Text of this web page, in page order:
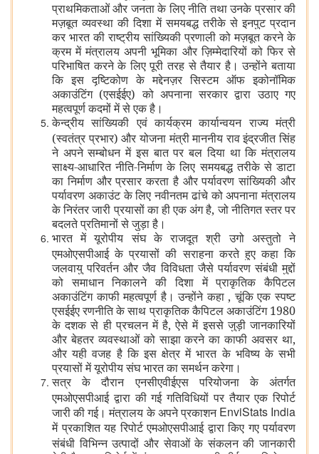
प्राथमिकताओं और जनता के लिए नीति तथा उनके प्रसार की
मज़बूत व्यवस्था की दिशा में समयबद्ध तरीके से इनपुट प्रदान
कर भारत की राष्ट्रीय सांख्यिकी प्रणाली को मज़बूत करने के
क्रम में मंत्रालय अपनी भूमिका और ज़िम्मेदारियों को फिर से
परिभाषित करने के लिए पूरी तरह से तैयार है। उन्होंने बताया
कि इस दृष्टिकोण के मद्देनज़र सिस्टम ऑफ इकोनॉमिक
अकाउंटिंग (एसईईए) को अपनाना सरकार द्वारा उठाए गए
महत्वपूर्ण कदमों में से एक है।
केन्द्रीय सांख्यिकी एवं कार्यक्रम कार्यान्वयन राज्य मंत्री
(स्वतंत्र प्रभार) और योजना मंत्री माननीय राव इंद्रजीत सिंह
ने अपने सम्बोधन में इस बात पर बल दिया था कि मंत्रालय
साक्ष्य-आधारित नीति-निर्माण के लिए समयबद्ध तरीके से डाटा
का निर्माण और प्रसार करता है और पर्यावरण सांख्यिकी और
पर्यावरण अकाउंट के लिए नवीनतम ढांचे को अपनाना मंत्रालय
के निरंतर जारी प्रयासों का ही एक अंग है, जो नीतिगत स्तर पर
बदलते प्रतिमानों से जुड़ा है।
भारत में यूरोपीय संघ के राजदूत श्री उगो अस्तुतो ने
एमओएसपीआई के प्रयासों की सराहना करते हुए कहा कि
जलवायु परिवर्तन और जैव विविधता जैसे पर्यावरण संबंधी मुद्दों
को समाधान निकालने की दिशा में प्राकृतिक कैपिटल
अकाउंटिंग काफी महत्वपूर्ण है। उन्होंने कहा , चूंकि एक स्पष्ट
एसईईए रणनीति के साथ प्राकृतिक कैपिटल अकाउंटिंग 1980
के दशक से ही प्रचलन में है, ऐसे में इससे जुड़ी जानकारियों
और बेहतर व्यवस्थाओं को साझा करने का काफी अवसर था,
और यही वजह है कि इस क्षेत्र में भारत के भविष्य के सभी
प्रयासों में यूरोपीय संघ भारत का समर्थन करेगा।
सत्र के दौरान एनसीएवीईएस परियोजना के अंतर्गत
एमओएसपीआई द्वारा की गई गतिविधियों पर तैयार एक रिपोर्ट
जारी की गई। मंत्रालय के अपने प्रकाशन EnviStats India
में प्रकाशित यह रिपोर्ट एमओएसपीआई द्वारा किए गए पर्यावरण
संबंधी विभिन्न उत्पादों और सेवाओं के संकलन की जानकारी